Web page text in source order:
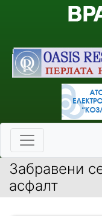
Забравени
асфалт